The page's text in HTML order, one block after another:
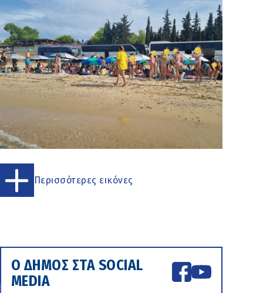
Περισσότερες εικόνες
Ο ΔΗΜΟΣ ΣΤΑ SOCIAL
MEDIA